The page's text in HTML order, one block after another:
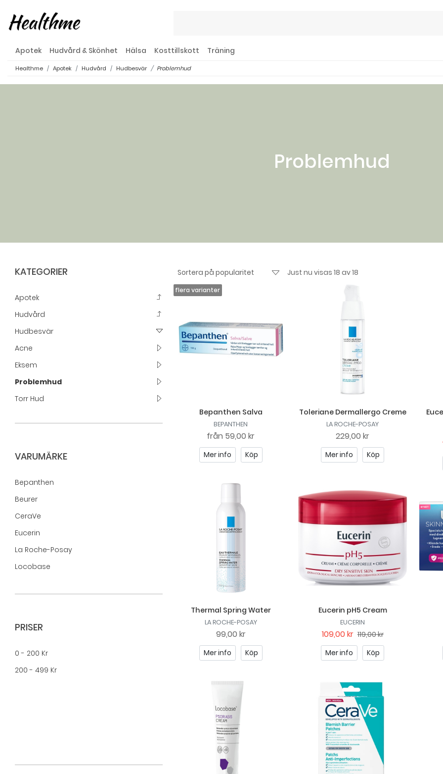
Apotek Hudvård & Skönhet Hälsa Kosttillskott Träning
Healthme Apotek Hudvård Hudbesvär Problemhud
Problemhud
KATEGORIER
Apotek
Hudvård
Hudbesvär
Acne
Eksem
Problemhud
Torr Hud
VARUMÄRKE
Bepanthen
Beurer
CeraVe
Eucerin
La Roche-Posay
Locobase
PRISER
0 - 200 Kr
200 - 499 Kr
Just nu visas 18 av 18
Bepanthen Salva
BEPANTHEN
från 59,00 kr
Mer info Köp
Toleriane Dermallergo Creme
LA ROCHE-POSAY
229,00 kr
Mer info Köp
Thermal Spring Water
LA ROCHE-POSAY
99,00 kr
Mer info Köp
Eucerin pH5 Cream
EUCERIN
109,00 kr 119,00 kr
Mer info
Köp